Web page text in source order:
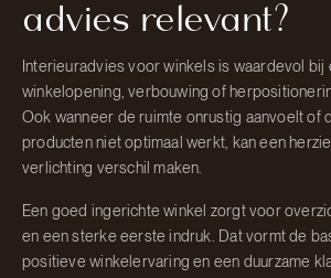
advies relevant?
Interieuradvies voor winkels is waardevol bij
winkelopening, verbouwing of
Ook wanneer de ruimte onrustig aanvoelt of
producten niet optimaal werkt, kan een
verlichting verschil maken.
Een goed ingerichte winkel zorgt voor
en een sterke eerste indruk. Dat vormt de
positieve winkelervaring en een duurzame